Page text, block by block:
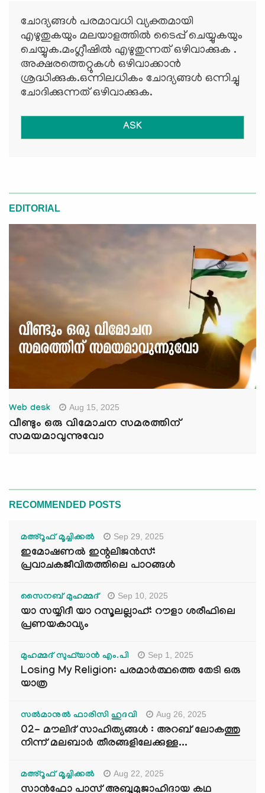
ചോദ്യങ്ങള്‍ പരമാവധി വ്യക്തമായി
എഴുതുകയും മലയാളത്തില്‍ ടൈപ്പ് ചെയ്യുകയും
ചെയ്യുക.മംഗ്ലീഷില്‍ എഴുതുന്നത് ഒഴിവാക്കുക .
അക്ഷരത്തെറ്റുകള്‍ ഒഴിവാക്കാന്‍
ശ്രദ്ധിക്കുക.ഒന്നിലധികം ചോദ്യങ്ങള്‍ ഒന്നിച്ചു
ചോദിക്കുന്നത് ഒഴിവാക്കുക.
ASK
EDITORIAL
Web desk Aug 15, 2025
വീണ്ടും ഒരു വിമോചന സമരത്തിന്
സമയമാവുന്നുവോ
RECOMMENDED POSTS
മഅ്റൂഫ് മൂച്ചിക്കല്‍ Sep 29, 2025
ഇമോഷണൽ ഇന്റലിജൻസ്:
പ്രവാചകജീവിതത്തിലെ പാഠങ്ങൾ
സൈനബ് മുഹമ്മദ് Sep 10, 2025
യാ സയ്യിദീ യാ റസൂലല്ലാഹ്: റൗളാ ശരീഫിലെ
പ്രണയകാവ്യം
മുഹമ്മദ് സുഫ്‌യാൻ എം.പി Sep 1, 2025
Losing My Religion: പരമാർത്ഥത്തെ തേടി ഒരു
യാത്ര
സൽമാനുൽ ഫാരിസി ഹുദവി Aug 26, 2025
02- മൗലിദ് സാഹിത്യങ്ങൾ : അറബ് ലോകത്തു
നിന്ന് മലബാർ തീരങ്ങളിലേക്കുള്ള...
മഅ്റൂഫ് മൂച്ചിക്കല്‍ Aug 22, 2025
സാൻഫോ പാസ് അബൂമുജാഹിദായ കഥ